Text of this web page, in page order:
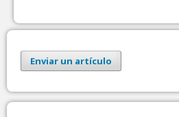
Enviar un artículo